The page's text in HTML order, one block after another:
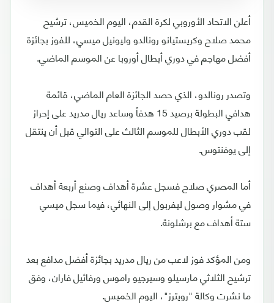
أعلن الاتحاد الأوروبي لكرة القدم، اليوم الخميس، ترشيح
محمد صلاح وكريستيانو رونالدو وليونيل ميسي، للفوز بجائزة
أفضل مهاجم في دوري أبطال أوروبا عن الموسم الماضي.
وتصدر رونالدو، الذي حصد الجائزة العام الماضي، قائمة
هدافي البطولة برصيد 15 هدفاً وساعد ريال مدريد على إحراز
لقب دوري الأبطال للموسم الثالث على التوالي قبل أن ينتقل
إلى يوفنتوس.
أما المصري صلاح فسجل عشرة أهداف وصنع أربعة أهداف
في مشوار وصول ليفربول إلى النهائي، فيما سجل ميسي
ستة أهداف مع برشلونة.
ومن المؤكد فوز لاعب من ريال مدريد بجائزة أفضل مدافع بعد
ترشيح الثلاثي مارسيلو وسيرجيو راموس ورفائيل فاران، وفق
ما نشرت وكالة "رويترز"، اليوم الخميس.